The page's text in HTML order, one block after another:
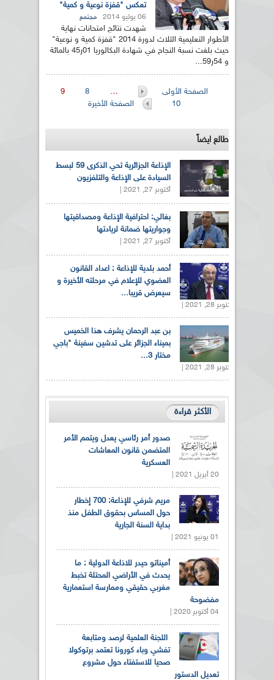
تعكس "قفزة نوعية و كمية"
06 يوليو 2014 مجتمع
شهدت نتائج امتحانات نهاية
الأطوار التعليمية الثلاث لدورة 2014 "قفزة كمية و نوعية"
حيث بلغت نسبة النجاح في شهادة البكالوريا 01ر45 بالمائة
و 54ر59...
الصفحات
الصفحة الأولى …
8
9
10
الصفحة الأخيرة
طالع ايضاً
الإذاعة الجزائرية تحي الذكرى 59 لبسط
السيادة على الإذاعة والتلفزيون
أكتوبر 27, 2021 |
بغالي: احترافية الإذاعة ومصداقيتها
وجواريتها ضمانة لريادتها
أكتوبر 27, 2021 |
أحمد بلدية للإذاعة : اعداد القانون
العضوي للإعلام في مرحلته الأخيرة و
سيعرض قريبا...
أكتوبر 28, 2021 |
بن عبد الرحمان يشرف هذا الخميس
بميناء الجزائر على تدشين سفينة "باجي
مختار 3...
أكتوبر 28, 2021 |
الأكثر قراءة
صدور أمر رئاسي يعدل ويتمم الأمر
المتضمن قانون المعاشات
العسكرية
20 أبريل 2021 |
مريم شرفي للإذاعة: 700 إخطار
حول المساس بحقوق الطفل منذ
بداية السنة الجارية
01 يونيو 2021 |
أميناتو حيدر للاذاعة الدولية : ما
يحدث في الأراضي المحتلة تخبط
مغربي حقيقي وممارسة استعمارية
مفضوحة
04 أكتوبر 2020 |
اللجنة العلمية لرصد ومتابعة
تفشي وباء كورونا تعتمد برتوكولا
صحيا للاستفتاء حول مشروع
تعديل الدستور